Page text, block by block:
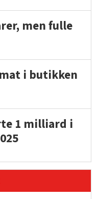
men fulle
i butikken
1 milliard i